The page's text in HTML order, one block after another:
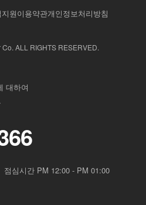
원이용약관개인정보처리방침
ALL RIGHTS RESERVED.
대하여
점심시간 PM 12:00 - PM 01:00